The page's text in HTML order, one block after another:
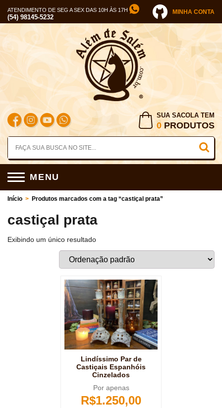
ATENDIMENTO DE SEG A SEX DAS 10H ÀS 17H
(54) 98145-5232
MINHA CONTA
SUA SACOLA TEM
0 PRODUTOS
MENU
Início > Produtos marcados com a tag “castiçal prata”
castiçal prata
Exibindo um único resultado
Lindíssimo Par de
Castiçais Espanhóis
Cinzelados
Por apenas
R$1.250,00